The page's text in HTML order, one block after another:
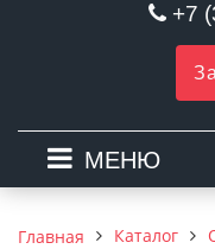
+7
МЕНЮ
Главная Каталог